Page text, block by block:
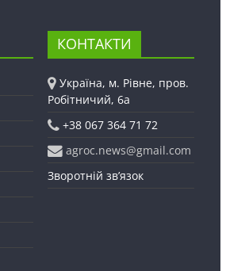
КОНТАКТИ
Україна, м. Рівне, пров.
Робітничий, 6а
+38 067 364 71 72
agroc.news@gmail.com
Зворотній зв’язок